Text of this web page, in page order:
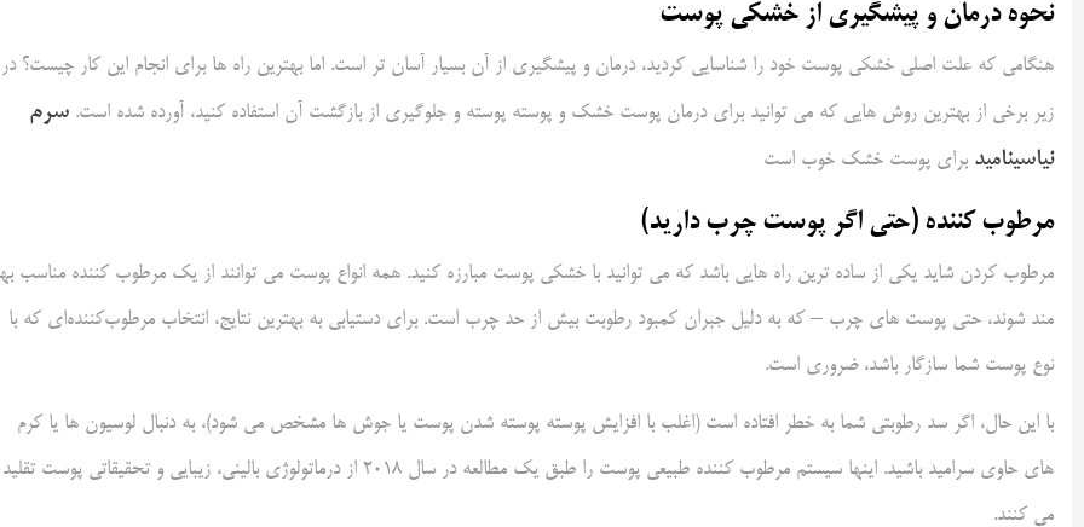
نحوه درمان و پیشگیری از خشکی پوست
هنگامی که علت اصلی خشکی پوست خود را شناسایی کردید، درمان و پیشگیری از آن بسیار آسان تر است. اما بهترین راه ها برای انجام این کار چیست؟ در
زیر برخی از بهترین روش هایی که می توانید برای درمان پوست خشک و پوسته پوسته و جلوگیری از بازگشت آن استفاده کنید، آورده شده است. سرم
نیاسینامید برای پوست خشک خوب است
مرطوب کننده (حتی اگر پوست چرب دارید)
مرطوب کردن شاید یکی از ساده ترین راه هایی باشد که می توانید با خشکی پوست مبارزه کنید. همه انواع پوست می توانند از یک مرطوب کننده مناسب
مند شوند، حتی پوست های چرب – که به دلیل جبران کمبود رطوبت بیش از حد چرب است. برای دستیابی به بهترین نتایج، انتخاب مرطوب‌کننده‌ای که با
نوع پوست شما سازگار باشد، ضروری است.
با این حال، اگر سد رطوبتی شما به خطر افتاده است (اغلب با افزایش پوسته پوسته شدن پوست یا جوش ها مشخص می شود)، به دنبال لوسیون ها یا کرم
های حاوی سرامید باشید. اینها سیستم مرطوب کننده طبیعی پوست را طبق یک مطالعه در سال 2018 از درماتولوژی بالینی، زیبایی و تحقیقاتی پوست تقلید
می کنند.